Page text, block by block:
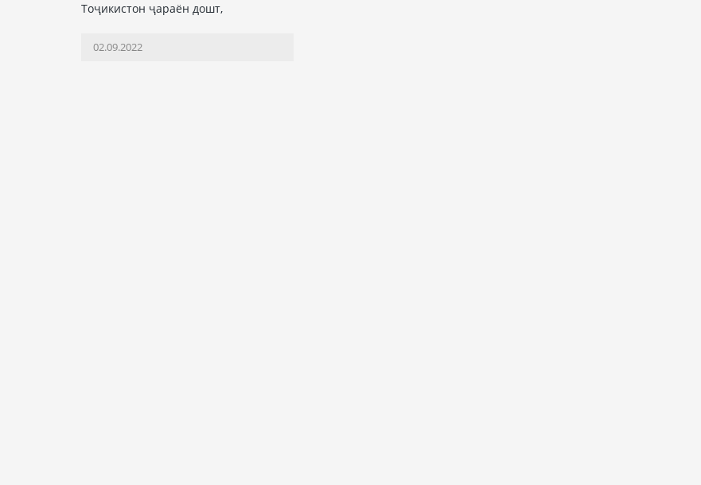
Тоҷикистон ҷараён дошт,
02.09.2022